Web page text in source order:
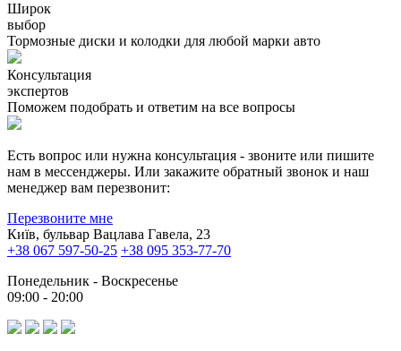
Широк
выбор
Тормозные диски и колодки для любой марки авто
Консультация
экспертов
Поможем подобрать и ответим на все вопросы
Есть вопрос или нужна консультация - звоните или пишите
нам в мессенджеры. Или закажите обратный звонок и наш
менеджер вам перезвонит:
Перезвоните мне
Київ, бульвар Вацлава Гавела, 23
+38 067 597-50-25 +38 095 353-77-70
Понедельник - Воскресенье
09:00 - 20:00